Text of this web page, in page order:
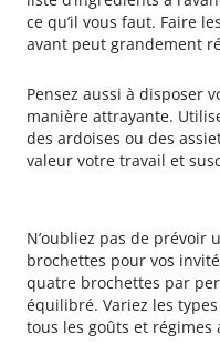
ce qu’il vous faut. Faire
avant peut grandement
Pensez aussi à disposer
manière attrayante.
des ardoises ou des
valeur votre travail et
N’oubliez pas de prévoir
brochettes pour vos
quatre brochettes par
équilibré. Variez les
tous les goûts et